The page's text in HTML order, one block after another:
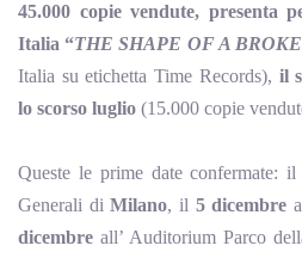
45.000 copie vendute, presenta
Italia “THE SHAPE OF A
Italia su etichetta Time Records), il
lo scorso luglio (15.000 copie
Queste le prime date confermate:
Generali diMilano, il 5 dicembre
dicembre all’ Auditorium Parco